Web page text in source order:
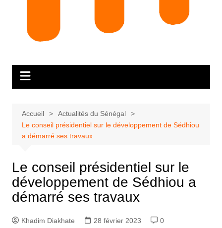
Accueil
Actualités du Sénégal
Le conseil présidentiel sur le développement de Sédhiou
a démarré ses travaux
Le conseil présidentiel sur le
développement de Sédhiou a
démarré ses travaux
Khadim Diakhate 28 février 2023
0